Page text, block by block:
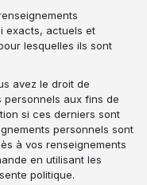
exacts, actuels et
lesquelles ils sont
avez le droit de
personnels aux fins de
si ces derniers sont
personnels sont
à vos renseignements
en utilisant les
politique.